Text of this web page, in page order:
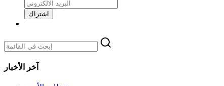
اشتراك
آخر الأخبار